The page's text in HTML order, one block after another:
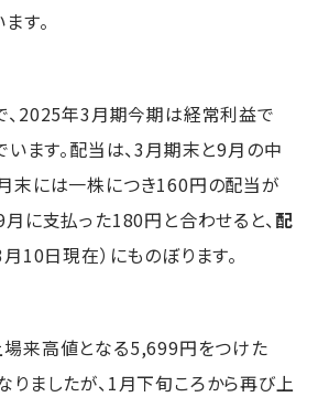
す。
、2025年3月期今期は経常利益で
ます。配当は、3月期末と9月の中
末には一株につき160円の配当が
月に支払った180円と合わせると、配
月10日現在）にものぼります。
来高値となる5,699円をつけた
りましたが、1月下旬ころから再び上